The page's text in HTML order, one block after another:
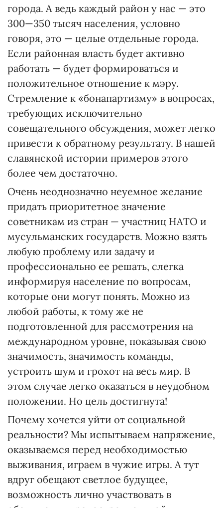
города. А ведь каждый район у нас — это
300—350 тысяч населения, условно
говоря, это — целые отдельные города.
Если районная власть будет активно
работать — будет формироваться и
положительное отношение к мэру.
Стремление к «бонапартизму» в вопросах,
требующих исключительно
совещательного обсуждения, может легко
привести к обратному результату. В нашей
славянской истории примеров этого
более чем достаточно.
Очень неоднозначно неуемное желание
придать приоритетное значение
советникам из стран — участниц НАТО и
мусульманских государств. Можно взять
любую проблему или задачу и
профессионально ее решать, слегка
информируя население по вопросам,
которые они могут понять. Можно из
любой работы, к тому же не
подготовленной для рассмотрения на
международном уровне, показывая свою
значимость, значимость команды,
устроить шум и грохот на весь мир. В
этом случае легко оказаться в неудобном
положении. Но цель достигнута!
Почему хочется уйти от социальной
реальности? Мы испытываем напряжение,
оказываемся перед необходимостью
выживания, играем в чужие игры. А тут
вдруг обещают светлое будущее,
возможность лично участвовать в